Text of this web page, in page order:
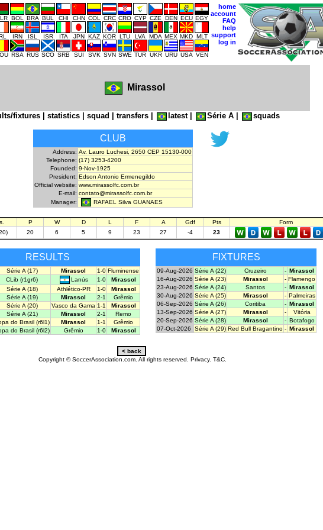
BOL BRA BUL CHI CHN COL CRC CRO CYP CZE DEN ECU EGY
IRN ISL ISR ITA JPN KAZ KOR LTU LVA MDA MEX MKD MLT
RSA RUS SCO SRB SUI SVK SVN SWE TUR UKR URU USA VEN
home
account
FAQ
help
support
log in
Mirassol
fixtures| statistics| squad transfers| latest| Série A| squads
CLUB
Address: Av. Lauro Luchesi, 2650 CEP 15130-000
Telephone: (17) 3253-4200
Founded: 9-Nov-1925
President: Edson Antonio Ermenegildo
Official website: www.mirassolfc.com.br
E-mail: contato@mirassolfc.com.br
Manager:
RAFAEL Silva GUANAES
P W D L F A Gdf Pts
Form
20 6 5 9 23 27 -4 23
RESULTS
Série A (17) Mirassol 1-0 Fluminense
CLib (r1gr6) Lanús 1-0
Mirassol
Série A (18) Athlético-PR 1-0
Mirassol
Série A (19) Mirassol 2-1
Grêmio
Série A (20) Vasco da Gama 1-1
Mirassol
Série A (21) Mirassol 2-1
Remo
do Brasil (r6l1) Mirassol 1-1
Grêmio
do Brasil (r6l2) Grêmio 1-0 Mirassol
FIXTURES
09-Aug-2026 Série A (22) Cruzeiro -
Mirassol
16-Aug-2026 Série A (23) Mirassol - Flamengo
23-Aug-2026 Série A (24) Santos -
Mirassol
30-Aug-2026 Série A (25) Mirassol - Palmeiras
06-Sep-2026 Série A (26) Coritiba -
Mirassol
13-Sep-2026 Série A (27) Mirassol -
Vitória
20-Sep-2026 Série A (28) Mirassol - Botafogo
07-Oct-2026
Série A (29) Red Bull Bragantino - Mirassol
Copyright © SoccerAssociation.com. All rights reserved. Privacy. T&C.